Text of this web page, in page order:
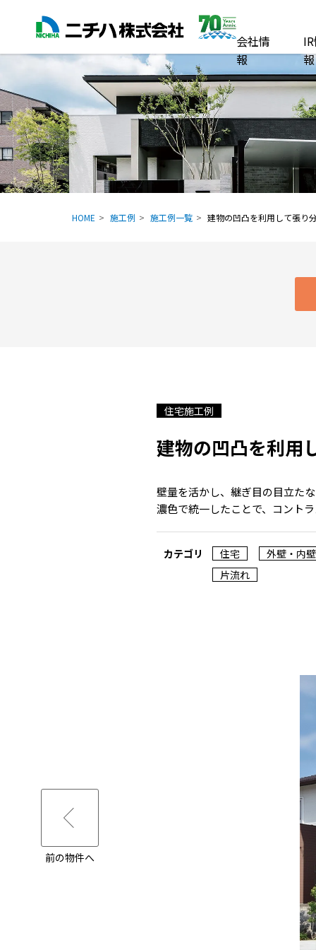
会社情
報
報
HOME 施工例 施工例一覧 建物の凹凸を利用して張り
住宅施工例
建物の凹凸を利用
壁量を活かし、継ぎ目の目立た
濃色で統一したことで、コント
カテゴリ 住宅
外壁・内壁
片流れ
前の物件へ